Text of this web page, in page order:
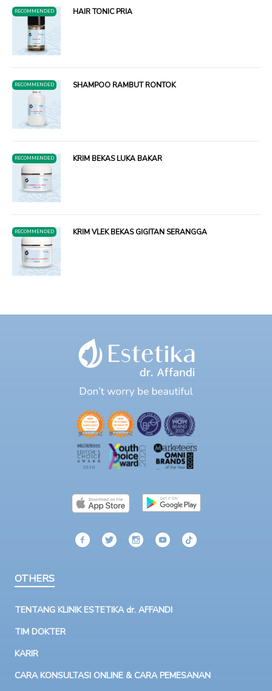
RECOMMENDED HAIR TONIC PRIA
RECOMMENDED SHAMPOO RAMBUT RONTOK
RECOMMENDED KRIM BEKAS LUKA BAKAR
RECOMMENDED KRIM VLEK BEKAS GIGITAN SERANGGA
OTHERS
TENTANG KLINIK ESTETIKA dr. AFFANDI
TIM DOKTER
KARIR
CARA KONSULTASI ONLINE & CARA PEMESANAN